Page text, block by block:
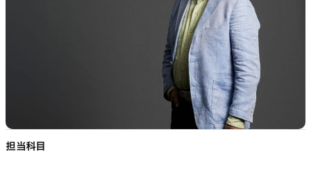
担当科目